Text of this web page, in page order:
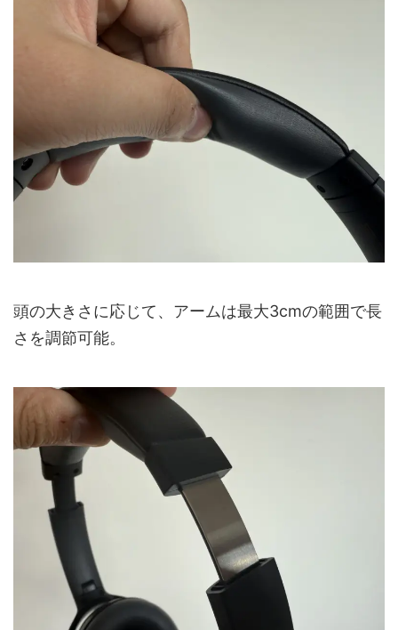
頭の大きさに応じて、アームは最大3cmの範囲で長
さを調節可能。